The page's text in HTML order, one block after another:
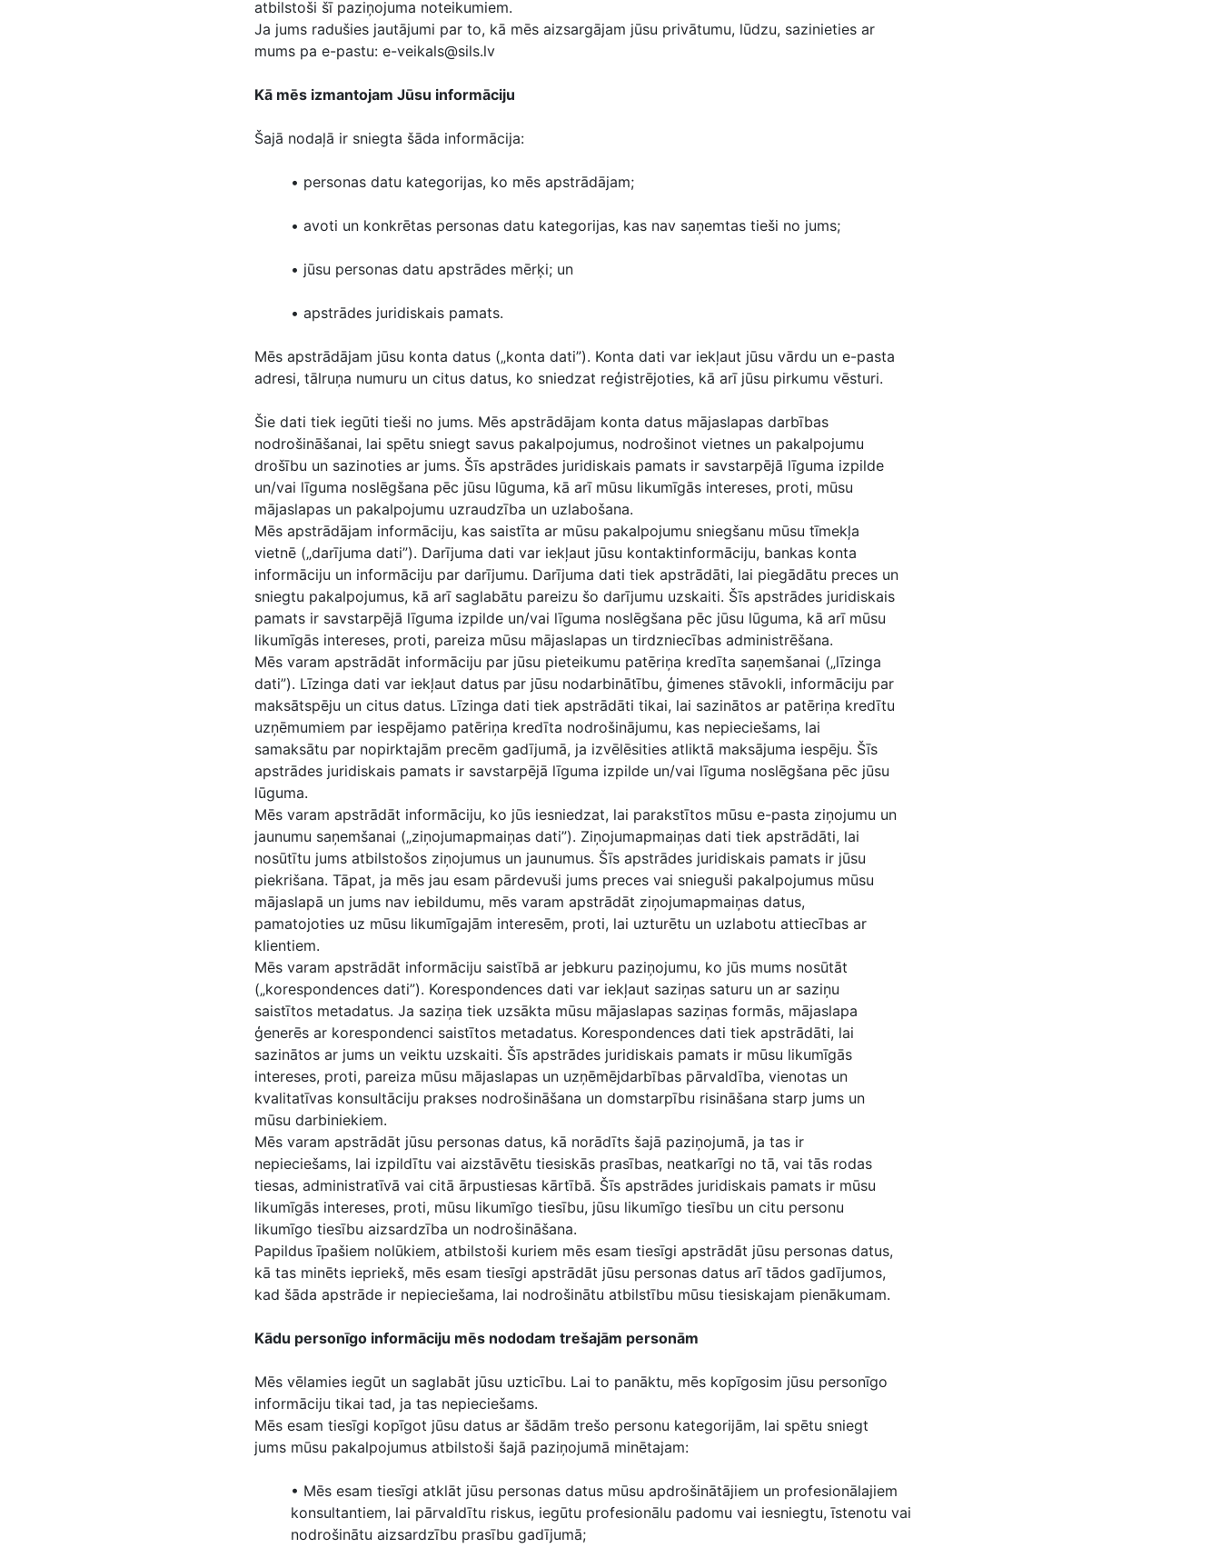
atbilstoši šī paziņojuma noteikumiem.
Ja jums radušies jautājumi par to, kā mēs aizsargājam jūsu privātumu, lūdzu, sazinieties ar
mums pa e-pastu: e-veikals@sils.lv
Kā mēs izmantojam Jūsu informāciju
Šajā nodaļā ir sniegta šāda informācija:
• personas datu kategorijas, ko mēs apstrādājam;
• avoti un konkrētas personas datu kategorijas, kas nav saņemtas tieši no jums;
• jūsu personas datu apstrādes mērķi; un
• apstrādes juridiskais pamats.
Mēs apstrādājam jūsu konta datus („konta dati”). Konta dati var iekļaut jūsu vārdu un e-pasta
adresi, tālruņa numuru un citus datus, ko sniedzat reģistrējoties, kā arī jūsu pirkumu vēsturi.
Šie dati tiek iegūti tieši no jums. Mēs apstrādājam konta datus mājaslapas darbības
nodrošināšanai, lai spētu sniegt savus pakalpojumus, nodrošinot vietnes un pakalpojumu
drošību un sazinoties ar jums. Šīs apstrādes juridiskais pamats ir savstarpējā līguma izpilde
un/vai līguma noslēgšana pēc jūsu lūguma, kā arī mūsu likumīgās intereses, proti, mūsu
mājaslapas un pakalpojumu uzraudzība un uzlabošana.
Mēs apstrādājam informāciju, kas saistīta ar mūsu pakalpojumu sniegšanu mūsu tīmekļa
vietnē („darījuma dati”). Darījuma dati var iekļaut jūsu kontaktinformāciju, bankas konta
informāciju un informāciju par darījumu. Darījuma dati tiek apstrādāti, lai piegādātu preces un
sniegtu pakalpojumus, kā arī saglabātu pareizu šo darījumu uzskaiti. Šīs apstrādes juridiskais
pamats ir savstarpējā līguma izpilde un/vai līguma noslēgšana pēc jūsu lūguma, kā arī mūsu
likumīgās intereses, proti, pareiza mūsu mājaslapas un tirdzniecības administrēšana.
Mēs varam apstrādāt informāciju par jūsu pieteikumu patēriņa kredīta saņemšanai („līzinga
dati”). Līzinga dati var iekļaut datus par jūsu nodarbinātību, ģimenes stāvokli, informāciju par
maksātspēju un citus datus. Līzinga dati tiek apstrādāti tikai, lai sazinātos ar patēriņa kredītu
uzņēmumiem par iespējamo patēriņa kredīta nodrošinājumu, kas nepieciešams, lai
samaksātu par nopirktajām precēm gadījumā, ja izvēlēsities atliktā maksājuma iespēju. Šīs
apstrādes juridiskais pamats ir savstarpējā līguma izpilde un/vai līguma noslēgšana pēc jūsu
lūguma.
Mēs varam apstrādāt informāciju, ko jūs iesniedzat, lai parakstītos mūsu e-pasta ziņojumu un
jaunumu saņemšanai („ziņojumapmaiņas dati”). Ziņojumapmaiņas dati tiek apstrādāti, lai
nosūtītu jums atbilstošos ziņojumus un jaunumus. Šīs apstrādes juridiskais pamats ir jūsu
piekrišana. Tāpat, ja mēs jau esam pārdevuši jums preces vai snieguši pakalpojumus mūsu
mājaslapā un jums nav iebildumu, mēs varam apstrādāt ziņojumapmaiņas datus,
pamatojoties uz mūsu likumīgajām interesēm, proti, lai uzturētu un uzlabotu attiecības ar
klientiem.
Mēs varam apstrādāt informāciju saistībā ar jebkuru paziņojumu, ko jūs mums nosūtāt
(„korespondences dati”). Korespondences dati var iekļaut saziņas saturu un ar saziņu
saistītos metadatus. Ja saziņa tiek uzsākta mūsu mājaslapas saziņas formās, mājaslapa
ģenerēs ar korespondenci saistītos metadatus. Korespondences dati tiek apstrādāti, lai
sazinātos ar jums un veiktu uzskaiti. Šīs apstrādes juridiskais pamats ir mūsu likumīgās
intereses, proti, pareiza mūsu mājaslapas un uzņēmējdarbības pārvaldība, vienotas un
kvalitatīvas konsultāciju prakses nodrošināšana un domstarpību risināšana starp jums un
mūsu darbiniekiem.
Mēs varam apstrādāt jūsu personas datus, kā norādīts šajā paziņojumā, ja tas ir
nepieciešams, lai izpildītu vai aizstāvētu tiesiskās prasības, neatkarīgi no tā, vai tās rodas
tiesas, administratīvā vai citā ārpustiesas kārtībā. Šīs apstrādes juridiskais pamats ir mūsu
likumīgās intereses, proti, mūsu likumīgo tiesību, jūsu likumīgo tiesību un citu personu
likumīgo tiesību aizsardzība un nodrošināšana.
Papildus īpašiem nolūkiem, atbilstoši kuriem mēs esam tiesīgi apstrādāt jūsu personas datus,
kā tas minēts iepriekš, mēs esam tiesīgi apstrādāt jūsu personas datus arī tādos gadījumos,
kad šāda apstrāde ir nepieciešama, lai nodrošinātu atbilstību mūsu tiesiskajam pienākumam.
Kādu personīgo informāciju mēs nododam trešajām personām
Mēs vēlamies iegūt un saglabāt jūsu uzticību. Lai to panāktu, mēs kopīgosim jūsu personīgo
informāciju tikai tad, ja tas nepieciešams.
Mēs esam tiesīgi kopīgot jūsu datus ar šādām trešo personu kategorijām, lai spētu sniegt
jums mūsu pakalpojumus atbilstoši šajā paziņojumā minētajam:
• Mēs esam tiesīgi atklāt jūsu personas datus mūsu apdrošinātājiem un profesionālajiem
konsultantiem, lai pārvaldītu riskus, iegūtu profesionālu padomu vai iesniegtu, īstenotu vai
nodrošinātu aizsardzību prasību gadījumā;